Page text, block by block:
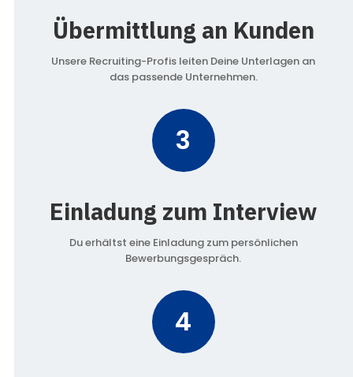
Übermittlung an Kunden
Unsere Recruiting-Profis leiten Deine Unterlagen an
das passende Unternehmen.
3
Einladung zum Interview
Du erhältst eine Einladung zum persönlichen
Bewerbungsgespräch.
4